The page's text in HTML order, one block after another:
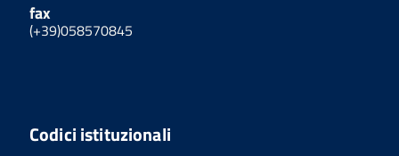
fax
(+39)058570845
Codici istituzionali